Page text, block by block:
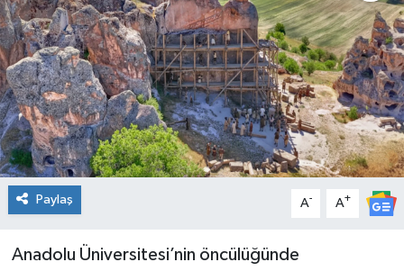
Paylaş A- A+
Anadolu Üniversitesi’nin öncülüğünde
Spor
Teknoloji
Tatil ve Seyahat
Çevre
Okul Gazetesi